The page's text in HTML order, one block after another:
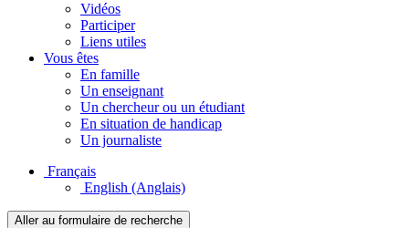
Vidéos
Participer
Liens utiles
Vous êtes
En famille
Un enseignant
Un chercheur ou un étudiant
En situation de handicap
Un journaliste
Français
English (Anglais)
Aller au formulaire de recherche